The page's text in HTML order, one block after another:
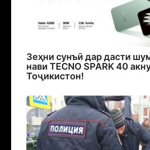
Зеҳни сунъӣ дар дасти
нави TECNO SPARK 40
Тоҷикистон!